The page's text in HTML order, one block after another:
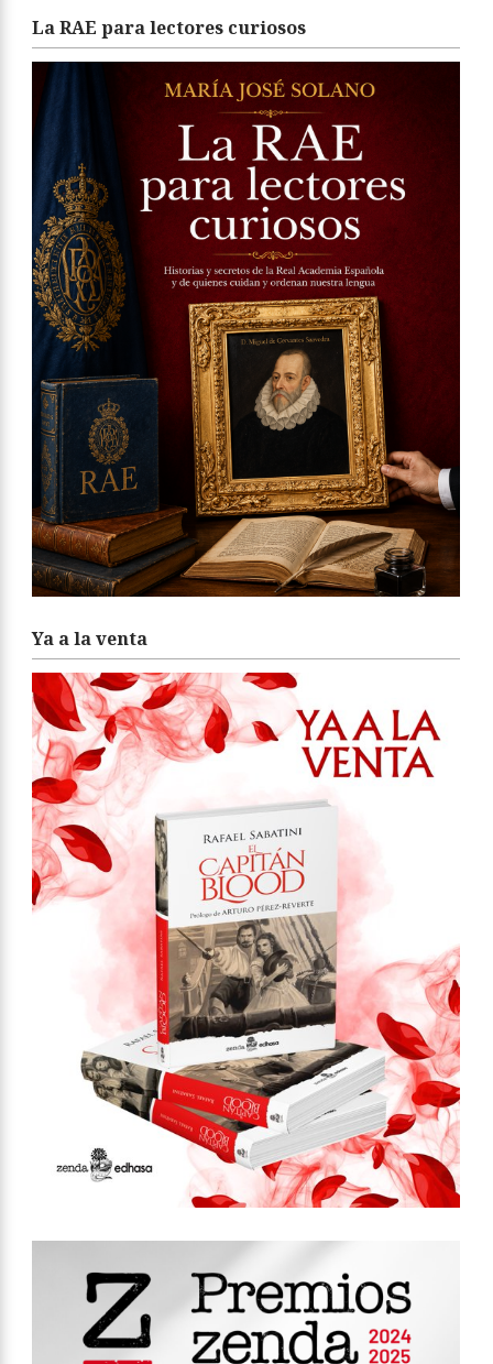
La RAE para lectores curiosos
Ya a la venta